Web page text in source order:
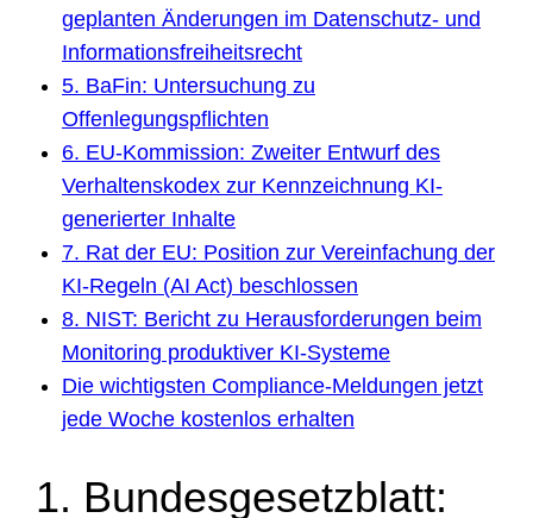
geplanten Änderungen im Datenschutz- und
Informationsfreiheitsrecht
5. BaFin: Untersuchung zu
Offenlegungspflichten
6. EU-Kommission: Zweiter Entwurf des
Verhaltenskodex zur Kennzeichnung KI-
generierter Inhalte
7. Rat der EU: Position zur Vereinfachung der
KI-Regeln (AI Act) beschlossen
8. NIST: Bericht zu Herausforderungen beim
Monitoring produktiver KI-Systeme
Die wichtigsten Compliance-Meldungen jetzt
jede Woche kostenlos erhalten
1. Bundesgesetzblatt: